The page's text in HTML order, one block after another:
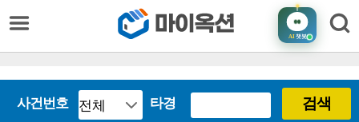
AI챗봇
사건번호 타경 검색